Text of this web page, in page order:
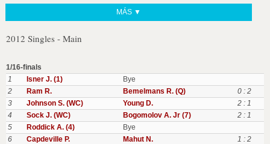
MÁS ▼
2012 Singles - Main
1/16-finals
1
Isner J. (1)
Bye
2
Ram R. Bemelmans R. (Q)
0 : 2
3
Johnson S. (WC) Young D.
2 : 1
4
Sock J. (WC) Bogomolov A. Jr (7)
2 : 1
5
Roddick A. (4)
Bye
6
Capdeville P. Mahut N.
1 : 2